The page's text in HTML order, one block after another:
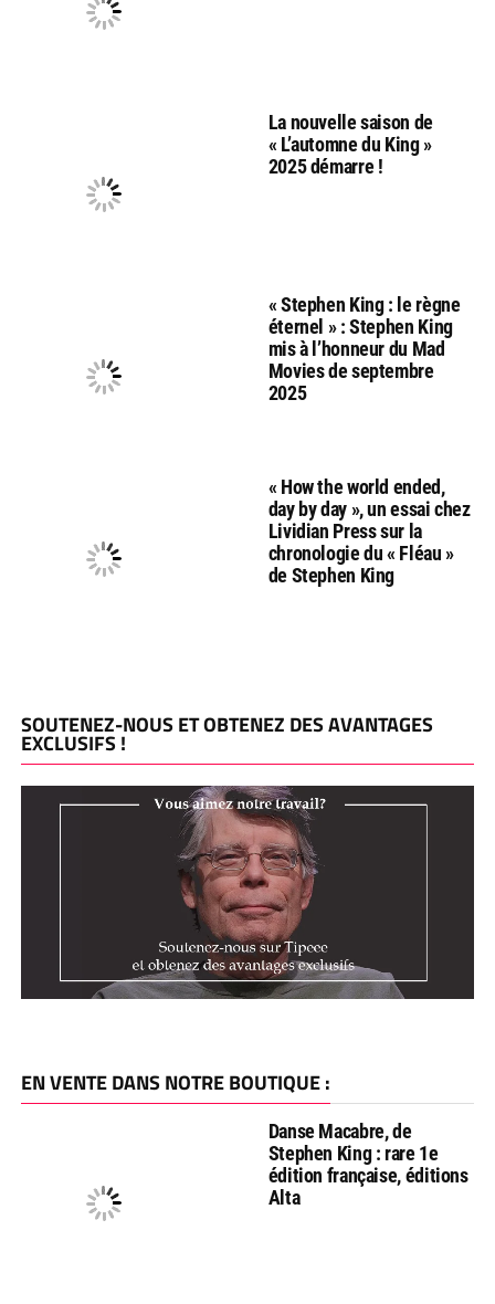
La nouvelle saison de
« L’automne du King »
2025 démarre !
« Stephen King : le règne
éternel » : Stephen King
mis à l’honneur du Mad
Movies de septembre
2025
« How the world ended,
day by day », un essai chez
Lividian Press sur la
chronologie du « Fléau »
de Stephen King
SOUTENEZ-NOUS ET OBTENEZ DES AVANTAGES
EXCLUSIFS !
EN VENTE DANS NOTRE BOUTIQUE :
Danse Macabre, de
Stephen King : rare 1e
édition française, éditions
Alta